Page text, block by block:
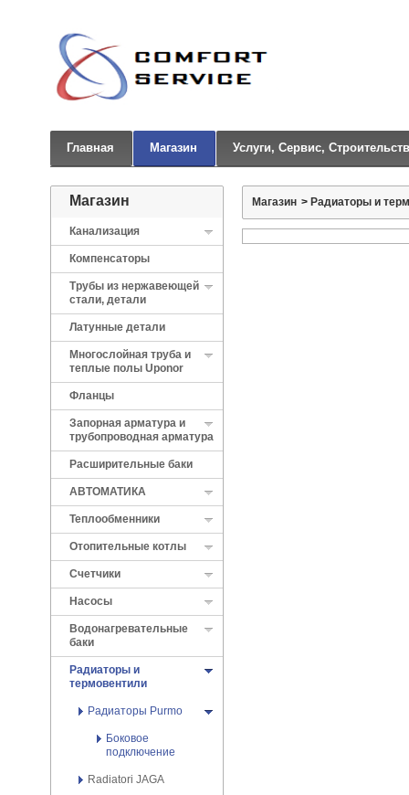
Главная Магазин Услуги, Сервис,
Магазин
Канализация
Компенсаторы
Трубы из нержавеющей
стали, детали
Латунные детали
Многослойная труба и
теплые полы Uponor
Фланцы
Запорная арматура и
трубопроводная арматура
Расширительные баки
АВТОМАТИКА
Теплообменники
Отопительные котлы
Cчетчики
Насосы
Водонагревательные
баки
Радиаторы и
термовентили
Радиаторы Purmo
Боковое
подключение
Radiatori JAGA
Магазин > Радиаторы и